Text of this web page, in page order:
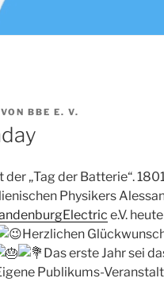
VON BBE E. V.
der „Tag der Batterie“.
Physikers
e.V.
Herzlichen
Das erste Jahr sei
Publikums-